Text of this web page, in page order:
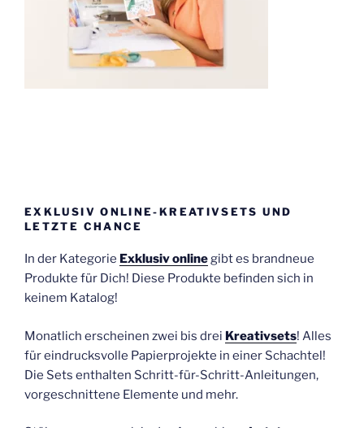
EXKLUSIV ONLINE-KREATIVSETS UND
LETZTE CHANCE
In der Kategorie Exklusiv onlinegibt es brandneue
Produkte für Dich! Diese Produkte befinden sich in
keinem Katalog!
Monatlich erscheinen zwei bis drei Kreativsets! Alles
für eindrucksvolle Papierprojekte in einer Schachtel!
Die Sets enthalten Schritt-für-Schritt-Anleitungen,
vorgeschnittene Elemente und mehr.